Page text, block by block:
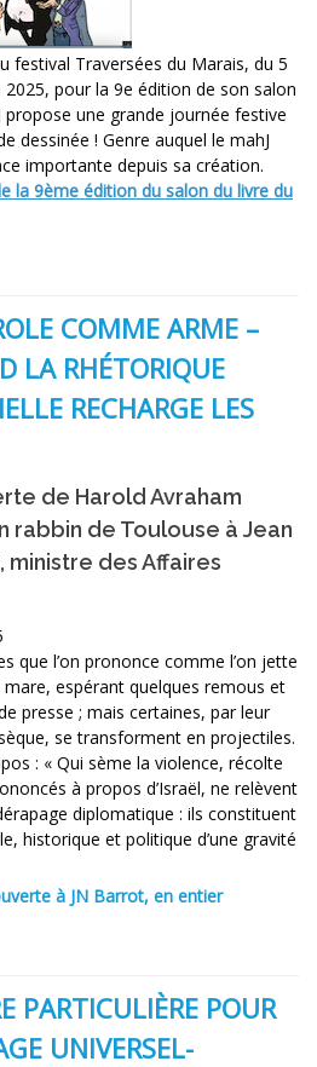
festival Traversées du Marais, du 5
pour la 9e édition de son salon
propose une grande journée festive
dessinée ! Genre auquel le mahJ
importante depuis sa création.
la 9ème édition du salon du livre du
COMME ARME –
LA RHÉTORIQUE
RECHARGE LES
de Harold Avraham
rabbin de Toulouse à Jean
ministre des Affaires
que l’on prononce comme l’on jette
mare, espérant quelques remous et
presse ; mais certaines, par leur
se transforment en projectiles.
: « Qui sème la violence, récolte
à propos d’Israël, ne relèvent
diplomatique : ils constituent
historique et politique d’une gravité
à JN Barrot, en entier
PARTICULIÈRE POUR
UNIVERSEL-